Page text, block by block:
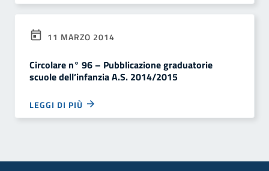
11 MARZO 2014
Circolare n° 96 – Pubblicazione graduatorie
scuole dell’infanzia A.S. 2014/2015
LEGGI DI PIÙ